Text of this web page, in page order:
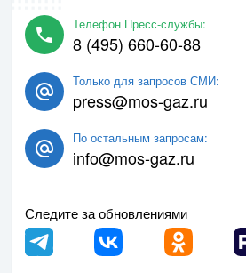
Телефон Пресс-службы:
8 (495) 660-60-88
Только для запросов СМИ:
press@mos-gaz.ru
По остальным запросам:
info@mos-gaz.ru
Следите за обновлениями